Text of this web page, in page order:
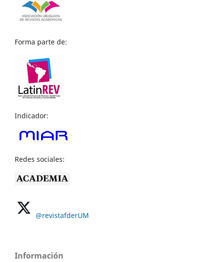
Forma parte de:
Indicador:
Redes sociales:
@revistafderUM
Información